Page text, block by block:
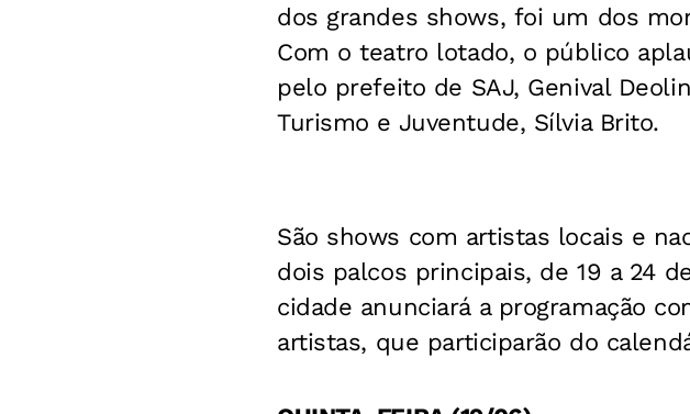
dos grandes shows, foi um dos
Com o teatro lotado, o público
pelo prefeito de SAJ, Genival
Turismo e Juventude, Sílvia Brito.
São shows com artistas locais e
dois palcos principais, de 19 a 24
cidade anunciará a programação
artistas, que participarão do